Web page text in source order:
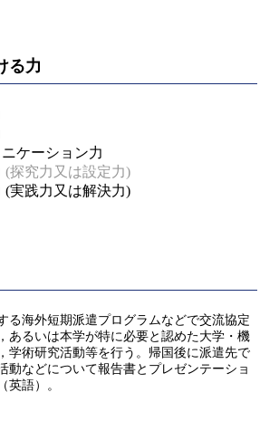
る力
ケーション力
(探究力又は設定力)
(実践力又は解決力)
る海外短期派遣プログラムなどで交流協定
あるいは本学が特に必要と認めた大学・機
学術研究活動等を行う。帰国後に派遣先で
動などについて報告書とプレゼンテーショ
英語）。